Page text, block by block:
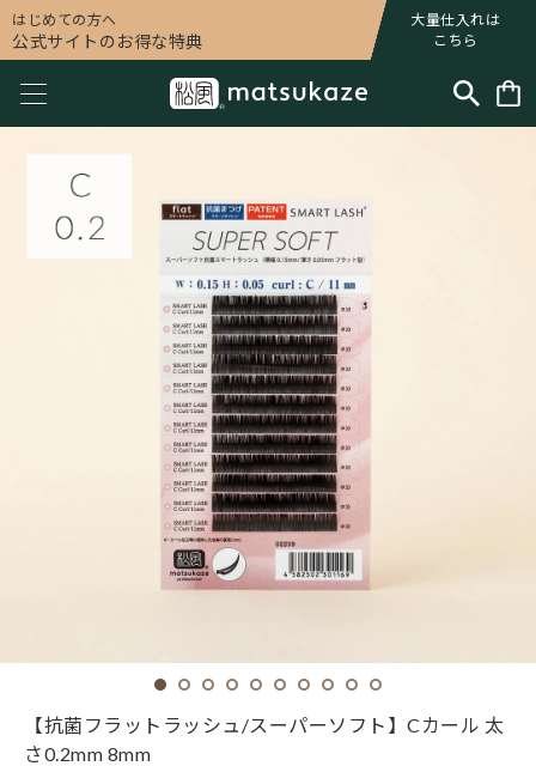
はじめての方へ
公式サイトのお得な特典
大量仕入れは
こちら
【抗菌フラットラッシュ/スーパーソフト】Cカール 太
さ0.2mm 8mm